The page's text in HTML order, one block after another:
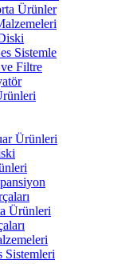
Ürünler
Sistemle
Filtre
Ürünleri
Ürünleri
Sistemleri